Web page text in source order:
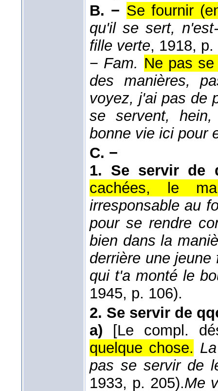
B. − Se fournir
qu'il se sert,
fille verte, 1918, p.
− Fam. Ne pas
des manières,
voyez, j'ai pas de
se servent,
bonne vie ici pour
C. −
1. Se servir de
cachées, le
irresponsable au
pour se rendre
bien dans la
derrière une
qui t'a monté le
1945, p. 106).
2. Se servir de
a)
[Le compl.
quelque chose.
pas se servir de
1933, p. 205).Me